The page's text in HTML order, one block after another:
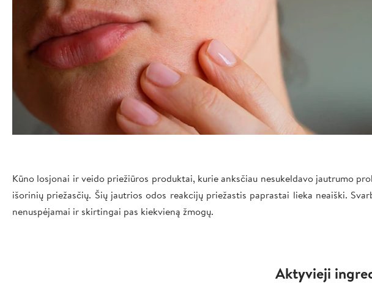
Kūno losjonai ir veido priežiūros produktai, kurie anksčiau nesukeldavo jautrumo
išorinių priežasčių. Šių jautrios odos reakcijų priežastis paprastai lieka neaiški.
nenuspėjamai ir skirtingai pas kiekvieną žmogų.
Aktyvieji